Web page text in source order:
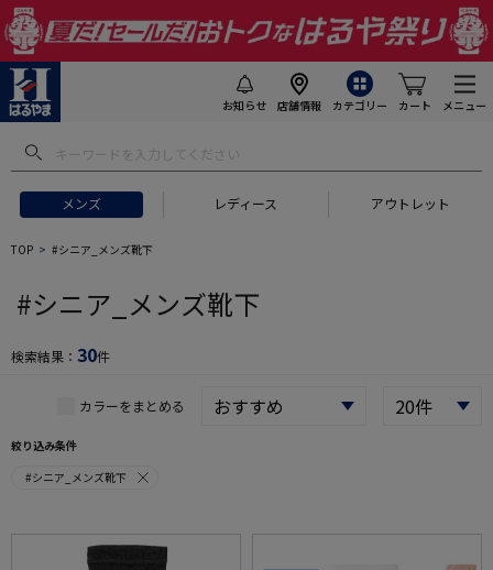
お知らせ 店舗情報 カテゴリー カート メニュー
メンズ レディース アウトレット
フトにおすすめ #セットアップ スーツ
TOP #シニア_メンズ靴下
#シニア_メンズ靴下
検索結果： 30件
カラーをまとめる
絞り込み条件
#シニア_メンズ靴下